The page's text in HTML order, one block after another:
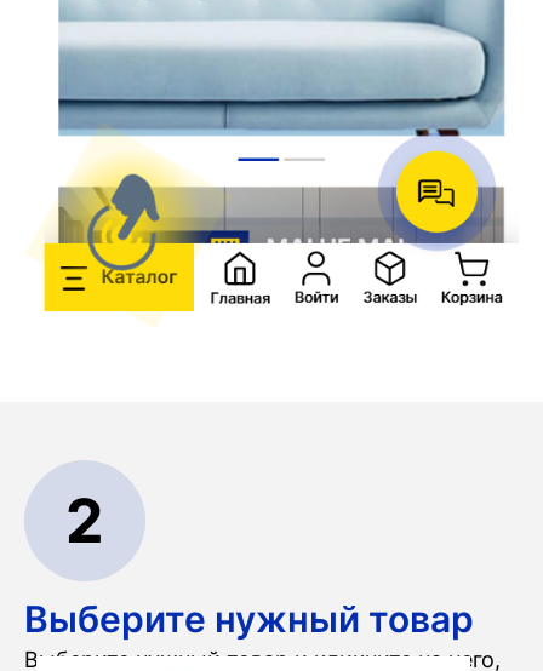
2
Выберите нужный товар
Выберите нужный товар и кликните на него,